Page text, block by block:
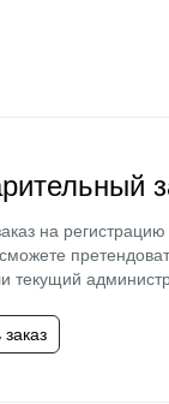
на
текущий